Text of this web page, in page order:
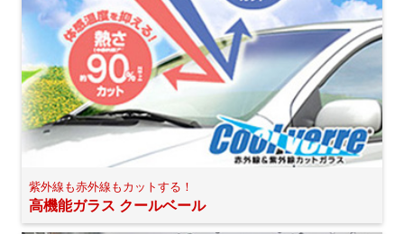
紫外線も赤外線もカットする！
高機能ガラス クールベール